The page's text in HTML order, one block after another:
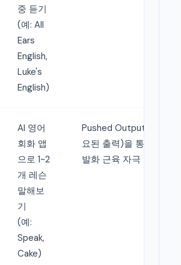
중 듣기
(예: All
Ears
English,
Luke's
English)
AI 영어
회화 앱
으로 1~2
개 레슨
말해보
기
(예:
Speak,
Cake)
Pushed Output (강
요된 출력)을 통한
발화 근육 자극